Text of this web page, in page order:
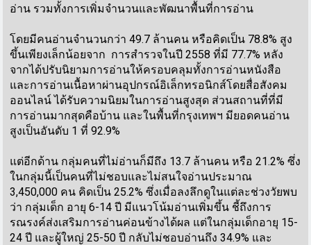
อ่าน รวมทั้งการเพิ่มจำนวนและพัฒนาพื้นที่การอ่าน
โดยมีคนอ่านจำนวนกว่า 49.7 ล้านคน หรือคิดเป็น 78.8% สูง
ขึ้นเพียงเล็กน้อยจาก การสำรวจในปี 2558 ที่มี 77.7% หลัง
จากได้ปรับนิยามการอ่านให้ครอบคลุมทั้งการอ่านหนังสือ
และการอ่านเนื้อหาผ่านอุปกรณ์อิเล็กทรอนิกส์โดยสื่อสังคม
ออนไลน์ ได้รับความนิยมในการอ่านสูงสุด ส่วนสถานที่ที่มี
การอ่านมากสุดคือบ้าน และในพื้นที่กรุงเทพฯ มียอดคนอ่าน
สูงเป็นอันดับ 1 ที่ 92.9%
แต่อีกด้าน กลุ่มคนที่ไม่อ่านก็มีถึง 13.7 ล้านคน หรือ 21.2% ซึ่ง
ในกลุ่มนี้เป็นคนที่ไม่ชอบและไม่สนใจอ่านประมาณ
3,450,000 คน คิดเป็น 25.2% ซึ่งเมื่อลงลึกดูในแต่ละช่วงวัยพบ
ว่า กลุ่มเด็ก อายุ 6-14 ปี มีแนวโน้มอ่านเพิ่มขึ้น ชี้ถึงการ
รณรงค์ส่งเสริมการอ่านค่อนข้างได้ผล แต่ในกลุ่มเด็กอายุ 15-
24 ปี และผู้ใหญ่ 25-50 ปี กลับไม่ชอบอ่านถึง 34.9% และ